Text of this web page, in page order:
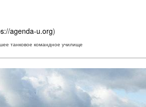
agenda-u.org)
танковое командное училище